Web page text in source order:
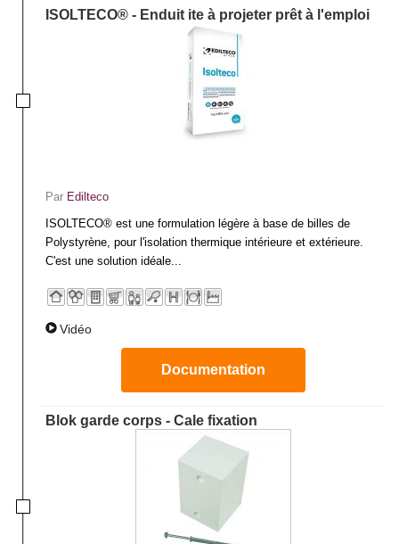
inclinées ou toitures terrasse.
Sur le toit, le choix du lanterneau devra se porter sur un modèle garantissant
une bonne étanchéité de façon à minimiser les fuites d’air et à préserver
l’efficacité thermique. L’isolation de l’enveloppe du bâtiment sera assurée
par la pose de rupteurs de ponts thermiques mais aussi par l’utilisation de
vitrages et volets appropriés afin d’assurer l’étanchéité au niveau des
ouvertures et de contrôler la perméabilité à l’air.
ISOLTECO® - Enduit ite à projeter prêt à l'emploi
Par Edilteco
ISOLTECO® est une formulation légère à base de billes de
Polystyrène, pour l'isolation thermique intérieure et extérieure.
C'est une solution idéale...
Vidéo
Documentation
Blok garde corps - Cale fixation